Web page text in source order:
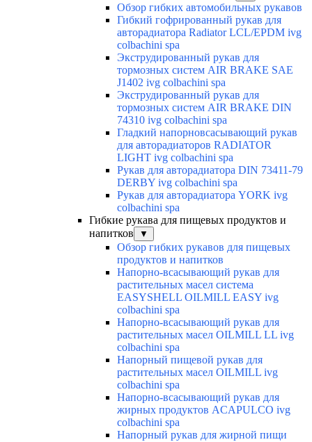
Обзор гибких автомобильных рукавов
Гибкий гофрированный рукав для
авторадиатора Radiator LCL/EPDM ivg
colbachini spa
Экструдированный рукав для
тормозных систем AIR BRAKE SAE
J1402 ivg colbachini spa
Экструдированный рукав для
тормозных систем AIR BRAKE DIN
74310 ivg colbachini spa
Гладкий напорновсасывающий рукав
для авторадиаторов RADIATOR
LIGHT ivg colbachini spa
Рукав для авторадиатора DIN 73411-79
DERBY ivg colbachini spa
Рукав для авторадиатора YORK ivg
colbachini spa
Гибкие рукава для пищевых продуктов и
напитков
▼
Обзор гибких рукавов для пищевых
продуктов и напитков
Напорно-всасывающий рукав для
растительных масел система
EASYSHELL OILMILL EASY ivg
colbachini spa
Напорно-всасывающий рукав для
растительных масел OILMILL LL ivg
colbachini spa
Напорный пищевой рукав для
растительных масел OILMILL ivg
colbachini spa
Напорно-всасывающий рукав для
жирных продуктов ACAPULCO ivg
colbachini spa
Напорный рукав для жирной пищи